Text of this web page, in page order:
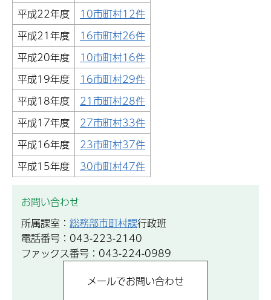
平成22年度
10市町村12件
平成21年度
16市町村26件
平成20年度
10市町村16件
平成19年度
16市町村29件
平成18年度
21市町村28件
平成17年度
27市町村33件
平成16年度
23市町村37件
平成15年度
30市町村47件
お問い合わせ
所属課室： 総務部市町村課行政班
電話番号：043-223-2140
ファックス番号：043-224-0989